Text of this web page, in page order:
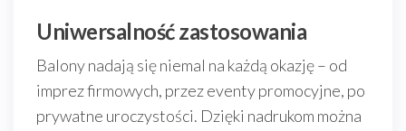
Uniwersalność zastosowania
Balony nadają się niemal na każdą okazję – od
imprez firmowych, przez eventy promocyjne, po
prywatne uroczystości. Dzięki nadrukom można